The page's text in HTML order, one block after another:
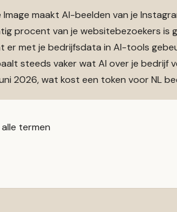
Image maakt AI-beelden van je
procent van je websitebezoekers is
er met je bedrijfsdata in AI-tools
steeds vaker wat AI over je bedrijf
2026, wat kost een token voor NL
termen